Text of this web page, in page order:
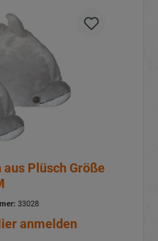
Plüsch Größe
33028
anmelden